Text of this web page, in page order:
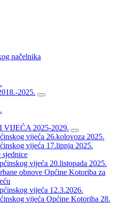
načelnika
2025.
2025-2029.
vijeća 26.kolovoza 2025.
vijeća 17.lipnja 2025.
vijeća 20.listopada 2025.
obnove Općine Kotoriba za
vijeća 12.3.2026.
vijeća Općine Kotoriba 28.